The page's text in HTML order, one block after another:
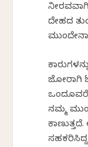
ದೇಹದ
ಜೋರಾಗಿ
ಒಂದೂವರೆ
ನಮ್ಮ